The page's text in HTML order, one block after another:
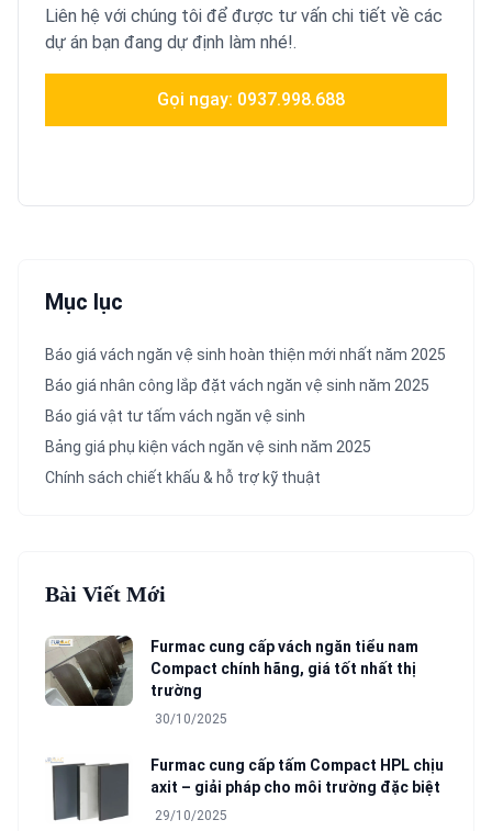
Liên hệ với chúng tôi để được tư vấn chi tiết về các
dự án bạn đang dự định làm nhé!.
Gọi ngay: 0937.998.688
Mục lục
Báo giá vách ngăn vệ sinh hoàn thiện mới nhất năm 2025
Báo giá nhân công lắp đặt vách ngăn vệ sinh năm 2025
Báo giá vật tư tấm vách ngăn vệ sinh
Bảng giá phụ kiện vách ngăn vệ sinh năm 2025
Chính sách chiết khấu & hỗ trợ kỹ thuật
Bài Viết Mới
Furmac cung cấp vách ngăn tiểu nam
Compact chính hãng, giá tốt nhất thị
trường
30/10/2025
Furmac cung cấp tấm Compact HPL chịu
axit – giải pháp cho môi trường đặc biệt
29/10/2025